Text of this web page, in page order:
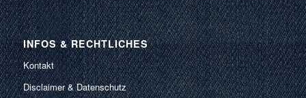
INFOS & RECHTLICHES
Kontakt
Disclaimer & Datenschutz